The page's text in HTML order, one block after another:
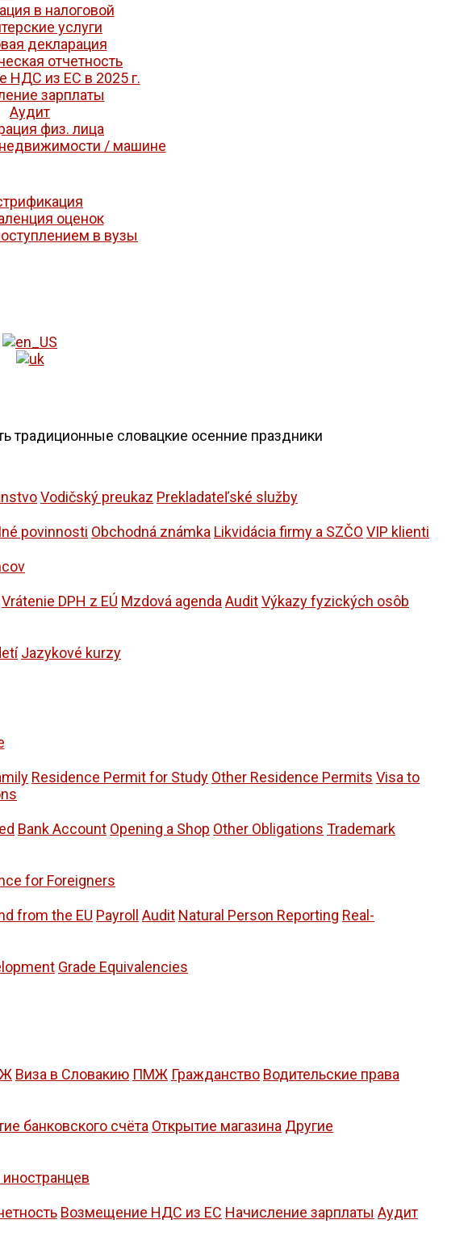
в налоговой
услуги
декларация
отчетность
НДС из ЕС в 2025 г.
зарплаты
Аудит
физ. лица
/ машине
оценок
в вузы
традиционные словацкие осенние праздники
Vodičský preukaz Prekladateľské služby
Iné povinnosti Obchodná známka Likvidácia firmy a SZČO VIP klienti
Vrátenie DPH z EÚ Mzdová agendaAuditVýkazy fyzických osôb
Jazykové kurzy
Residence Permit for Study Other Residence Permits Visa to
Bank Account Opening a Shop Other Obligations Trademark
for Foreigners
from the EU Payroll Audit Natural Person Reporting Real-
Grade Equivalencies
Виза в Словакию ПМЖ Гражданство Водительские права
банковского счёта Открытие магазина Другие
Возмещение НДС из ЕС Начисление зарплаты Аудит